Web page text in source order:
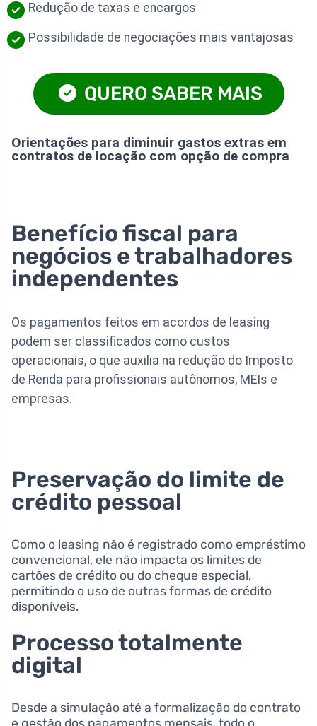
Redução de taxas e encargos
Possibilidade de negociações mais vantajosas
QUERO SABER MAIS
Orientações para diminuir gastos extras em
contratos de locação com opção de compra
Benefício fiscal para
negócios e trabalhadores
independentes
Os pagamentos feitos em acordos de leasing
podem ser classificados como custos
operacionais, o que auxilia na redução do Imposto
de Renda para profissionais autônomos, MEIs e
empresas.
Preservação do limite de
crédito pessoal
Como o leasing não é registrado como empréstimo
convencional, ele não impacta os limites de
cartões de crédito ou do cheque especial,
permitindo o uso de outras formas de crédito
disponíveis.
Processo totalmente
digital
Desde a simulação até a formalização do contrato